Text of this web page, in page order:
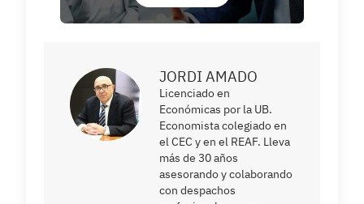
JORDI AMADO
Licenciado en
Económicas por la UB.
Economista colegiado en
el CEC y en el REAF. Lleva
más de 30 años
asesorando y colaborando
con despachos